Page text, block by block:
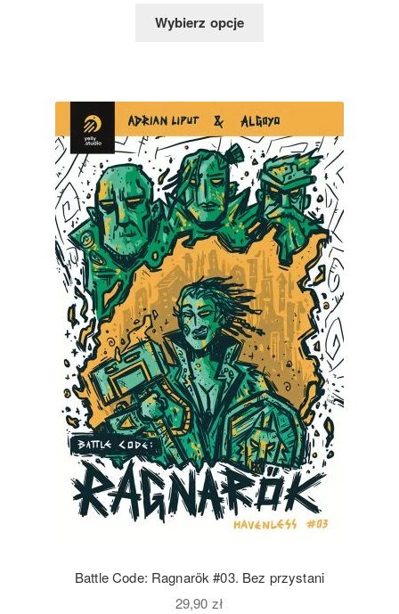
Wybierz opcje
Battle Code: Ragnarök #03. Bez przystani
29,90 zł